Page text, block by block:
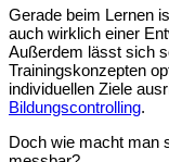
Gerade beim Lernen
auch wirklich einer
Außerdem lässt sich
Trainingskonzepten
individuellen Ziele
Bildungscontrolling.
Doch wie macht man